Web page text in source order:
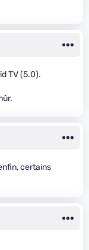
TV (5.0).
certains